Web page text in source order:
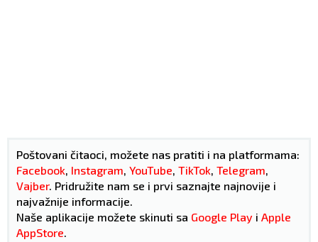
Poštovani čitaoci, možete nas pratiti i na platformama:
Facebook, Instagram, YouTube, TikTok, Telegram,
Vajber. Pridružite nam se i prvi saznajte najnovije i
najvažnije informacije.
Naše aplikacije možete skinuti sa Google Play i Apple
AppStore.